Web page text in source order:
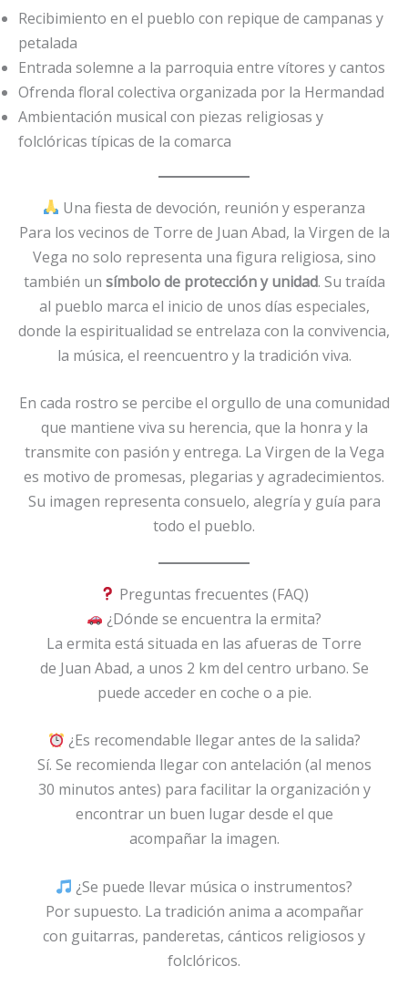
Recibimiento en el pueblo con repique de campanas y
petalada
Entrada solemne a la parroquia entre vítores y cantos
Ofrenda floral colectiva organizada por la Hermandad
Ambientación musical con piezas religiosas y
folclóricas típicas de la comarca
Una fiesta de devoción, reunión y esperanza
Para los vecinos de Torre de Juan Abad, la Virgen de la
Vega no solo representa una figura religiosa, sino
también un símbolo de protección y unidad. Su traída
al pueblo marca el inicio de unos días especiales,
donde la espiritualidad se entrelaza con la convivencia,
la música, el reencuentro y la tradición viva.
En cada rostro se percibe el orgullo de una comunidad
que mantiene viva su herencia, que la honra y la
transmite con pasión y entrega. La Virgen de la Vega
es motivo de promesas, plegarias y agradecimientos.
Su imagen representa consuelo, alegría y guía para
todo el pueblo.
Preguntas frecuentes (FAQ)
¿Dónde se encuentra la ermita?
La ermita está situada en las afueras de Torre
de Juan Abad, a unos 2 km del centro urbano. Se
puede acceder en coche o a pie.
¿Es recomendable llegar antes de la salida?
Sí. Se recomienda llegar con antelación (al menos
30 minutos antes) para facilitar la organización y
encontrar un buen lugar desde el que
acompañar la imagen.
¿Se puede llevar música o instrumentos?
Por supuesto. La tradición anima a acompañar
con guitarras, panderetas, cánticos religiosos y
folclóricos.